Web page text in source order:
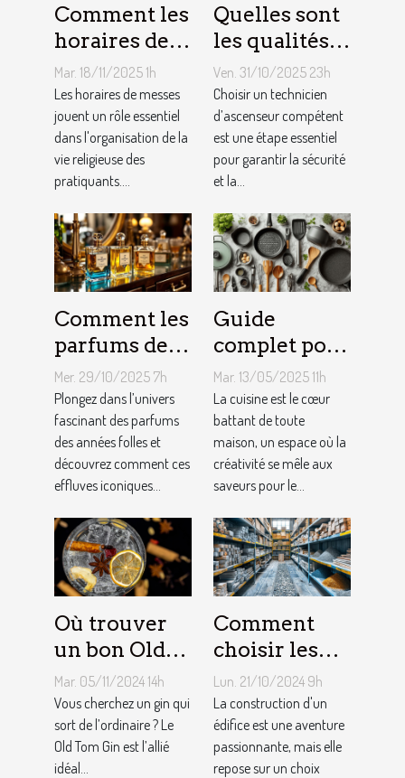
Comment les
horaires de
messes
facilitent la
vie des
pratiquants ?
Mar. 18/11/2025 1h
Les horaires de messes
jouent un rôle essentiel
dans l'organisation de la
vie religieuse des
pratiquants....
Quelles sont
les qualités à
rechercher
chez un
technicien
d’ascenseur ?
Ven. 31/10/2025 23h
Choisir un technicien
d’ascenseur compétent
est une étape essentiel
pour garantir la sécurité
et la...
Comment les
parfums des
années folles
influencent-
ils la mode
moderne ?
Mer. 29/10/2025 7h
Plongez dans l’univers
fascinant des parfums
des années folles et
découvrez comment ces
effluves iconiques...
Guide
complet pour
choisir le
meilleur
équipement
de cuisine
Mar. 13/05/2025 11h
La cuisine est le cœur
battant de toute
maison, un espace où la
créativité se mêle aux
saveurs pour le...
Où trouver
un bon Old
Tom Gin
artisanal ?
Mar. 05/11/2024 14h
Vous cherchez un gin qui
sort de l’ordinaire ? Le
Old Tom Gin est l’allié
idéal...
Comment
choisir les
matériaux de
construction
adaptés à
votre projet
Lun. 21/10/2024 9h
La construction d'un
édifice est une aventure
passionnante, mais elle
repose sur un choix